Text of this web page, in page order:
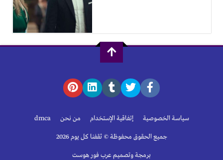
سياسة الخصوصية إتفاقية الإستخدام من نحن dmca
جميع الحقوق محفوظة © ثقفنا كل يوم 2026
برمجة وتصميم عرب فور هوست